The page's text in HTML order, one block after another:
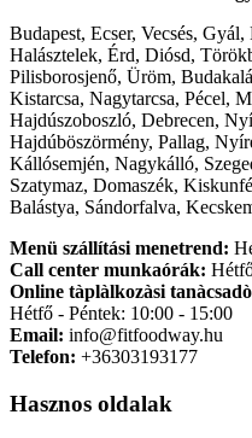
Budapest, Ecser, Vecsés,
Halásztelek, Érd, Diósd,
Pilisborosjenő, Üröm,
Kistarcsa, Nagytarcsa, Pécel,
Hajdúszoboszló, Debrecen,
Hajdúböszörmény, Pallag,
Kállósemjén, Nagykálló,
Szatymaz, Domaszék,
Balástya, Sándorfalva,
Menü szállítási menetrend:
Call center munkaórák:
Online tàplàlkozàsi
Hétfő - Péntek: 10:00 - 15:00
Email: info@fitfoodway.hu
Telefon: +36303193177
Hasznos oldalak